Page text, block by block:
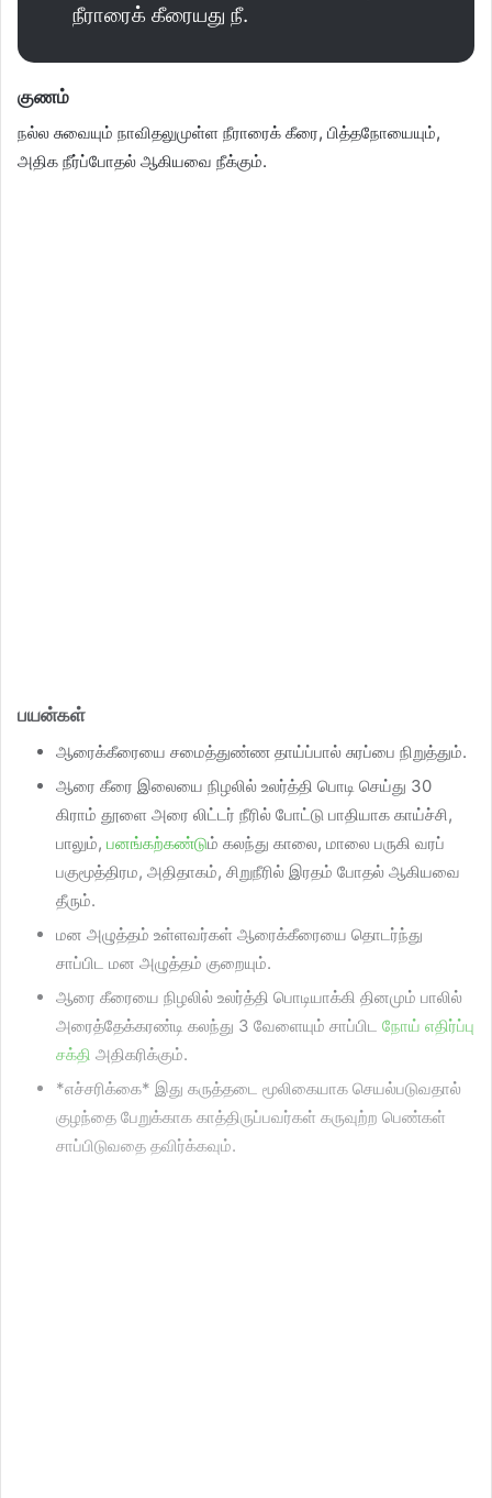
நீராரைக் கீரையது நீ.
குணம்
நல்ல சுவையும் நாவிதலுமுள்ள நீராரைக் கீரை, பித்தநோயையும்,
அதிக நீர்ப்போதல் ஆகியவை நீக்கும்.
பயன்கள்
ஆரைக்கீரையை சமைத்துண்ண தாய்ப்பால் சுரப்பை நிறுத்தும்.
ஆரை கீரை இலையை நிழலில் உலர்த்தி பொடி செய்து 30
கிராம் தூளை அரை லிட்டர் நீரில் போட்டு பாதியாக காய்ச்சி,
பாலும், பனங்கற்கண்டும் கலந்து காலை, மாலை பருகி வரப்
பகுமூத்திரம, அதிதாகம், சிறுநீரில் இரதம் போதல் ஆகியவை
தீரும்.
மன அழுத்தம் உள்ளவர்கள் ஆரைக்கீரையை தொடர்ந்து
சாப்பிட மன அழுத்தம் குறையும்.
ஆரை கீரையை நிழலில் உலர்த்தி பொடியாக்கி தினமும் பாலில்
அரைத்தேக்கரண்டி கலந்து 3 வேளையும் சாப்பிட நோய் எதிர்ப்பு
சக்தி அதிகரிக்கும்.
*எச்சரிக்கை* இது கருத்தடை மூலிகையாக செயல்படுவதால்
குழந்தை பேறுக்காக காத்திருப்பவர்கள் கருவுற்ற பெண்கள்
சாப்பிடுவதை தவிர்க்கவும்.